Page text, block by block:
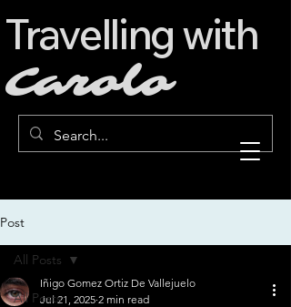
Travelling with
Carolo
Post
All Posts
All Posts
Iñigo Gomez Ortiz De Vallejuelo
Jul 21, 2025 2 min read